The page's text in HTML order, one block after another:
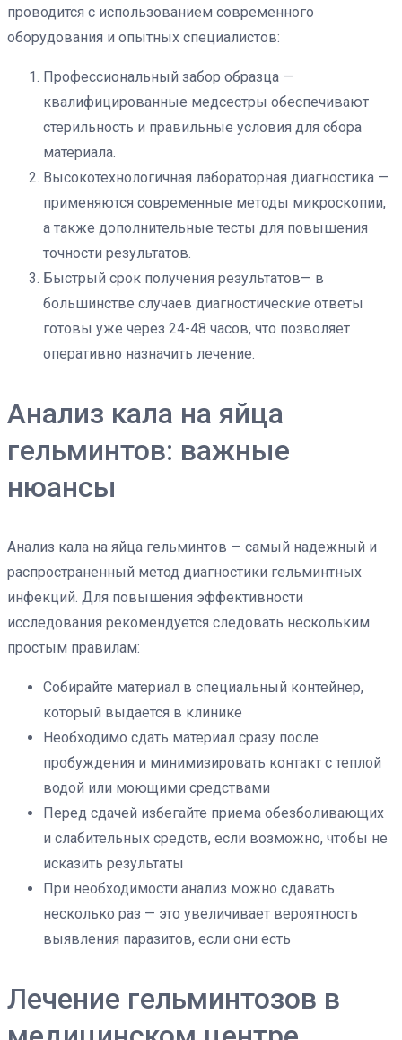
проводится с использованием современного
оборудования и опытных специалистов:
Профессиональный забор образца —
квалифицированные медсестры обеспечивают
стерильность и правильные условия для сбора
материала.
Высокотехнологичная лабораторная диагностика —
применяются современные методы микроскопии,
а также дополнительные тесты для повышения
точности результатов.
Быстрый срок получения результатов— в
большинстве случаев диагностические ответы
готовы уже через 24-48 часов, что позволяет
оперативно назначить лечение.
Анализ кала на яйца
гельминтов: важные
нюансы
Анализ кала на яйца гельминтов — самый надежный и
распространенный метод диагностики гельминтных
инфекций. Для повышения эффективности
исследования рекомендуется следовать нескольким
простым правилам:
Собирайте материал в специальный контейнер,
который выдается в клинике
Необходимо сдать материал сразу после
пробуждения и минимизировать контакт с теплой
водой или моющими средствами
Перед сдачей избегайте приема обезболивающих
и слабительных средств, если возможно, чтобы не
исказить результаты
При необходимости анализ можно сдавать
несколько раз — это увеличивает вероятность
выявления паразитов, если они есть
Лечение гельминтозов в